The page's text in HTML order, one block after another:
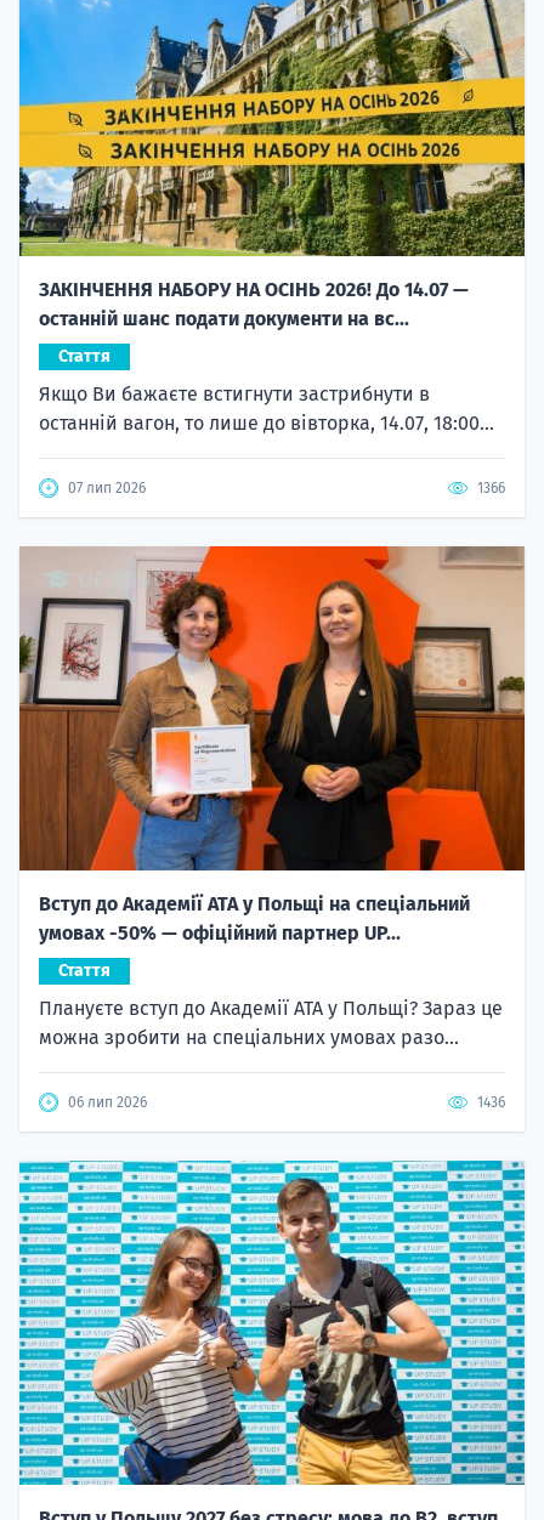
ЗАКІНЧЕННЯ НАБОРУ НА ОСІНЬ 2026! До 14.07 —
останній шанс подати документи на вс...
Стаття
Якщо Ви бажаєте встигнути застрибнути в
останній вагон, то лише до вівторка, 14.07, 18:00...
07 лип 2026 1366
Вступ до Академії ATA у Польщі на спеціальний
умовах -50% — офіційний партнер UP...
Стаття
Плануєте вступ до Академії ATA у Польщі? Зараз це
можна зробити на спеціальних умовах разо...
06 лип 2026 1436